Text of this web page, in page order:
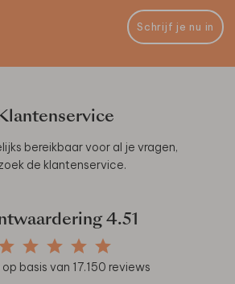
Schrijf je nu in
bereikbaar voor al je vragen,
de klantenservice.
4.51
basis van 17.150 reviews